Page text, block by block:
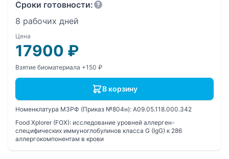
Сроки готовности:
8 рабочих дней
Цена
17900 ₽
Взятие биоматериала +150 ₽
В корзину
Номенклатура МЗРФ (Приказ №804н): A09.05.118.000.342
Food Xplorer (FOX): исследование уровней аллерген-
специфических иммуноглобулинов класса G (IgG) к 286
аллергокомпонентам в крови